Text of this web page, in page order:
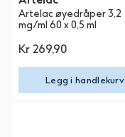
Artelac øyedråper 3,2
mg/ml 60 x 0,5 ml
Kr 269,90
Legg i handlekurv